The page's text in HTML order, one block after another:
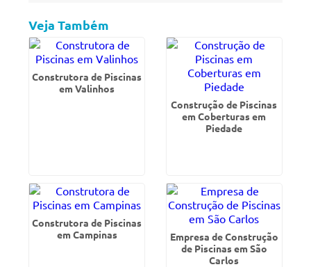
Veja Também
Construtora de Piscinas
em Valinhos
Construção de Piscinas
em Coberturas em
Piedade
Construtora de Piscinas
em Campinas
Empresa de Construção
de Piscinas em São
Carlos